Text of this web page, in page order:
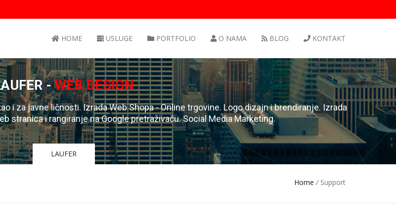
HOME USLUGE PORTFOLIO O NAMA BLOG KONTAKT
-WEB DESIGN
i za javne ličnosti. Izrada Web Shopa - Online trgovine. Logo dizajn i brendiranje. Izrada
stranica i rangiranje na Google pretraživaču. Social Media Marketing.
LAUFER
Home /Support